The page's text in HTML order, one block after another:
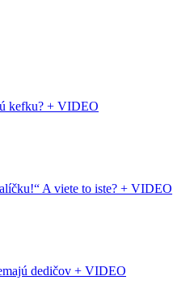
kefku? + VIDEO
A viete to iste? + VIDEO
dedičov + VIDEO